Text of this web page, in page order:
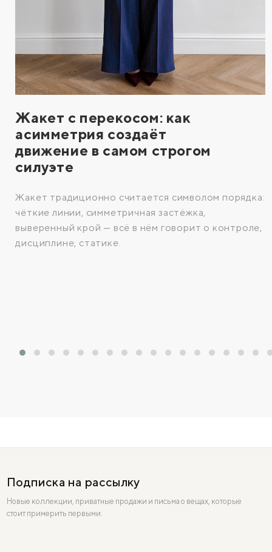
Жакет с перекосом: как
асимметрия создаёт
движение в самом строгом
силуэте
Жакет традиционно считается символом порядка:
чёткие линии, симметричная застёжка,
выверенный крой — всё в нём говорит о контроле,
дисциплине, статике.
Подписка на рассылку
Новые коллекции, приватные продажи и письма о вещах, которые
стоит примерить первыми.